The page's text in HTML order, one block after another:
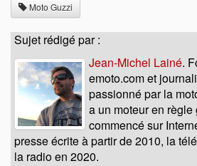
Moto Guzzi
Sujet rédigé par :
Jean-Michel Lainé.
emoto.com et
passionné par la
a un moteur en
commencé sur
presse écrite à partir de 2010, la
la radio en 2020.